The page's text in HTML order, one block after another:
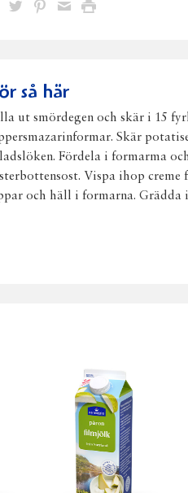
Dela Dela Dela DelaSkriv
så här
ut smördegen och skär i 15
Skär
Fördela i formarma
Vispa ihop creme
och häll i formarna. Grädda